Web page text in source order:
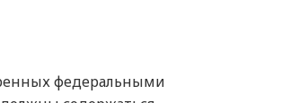
федеральными